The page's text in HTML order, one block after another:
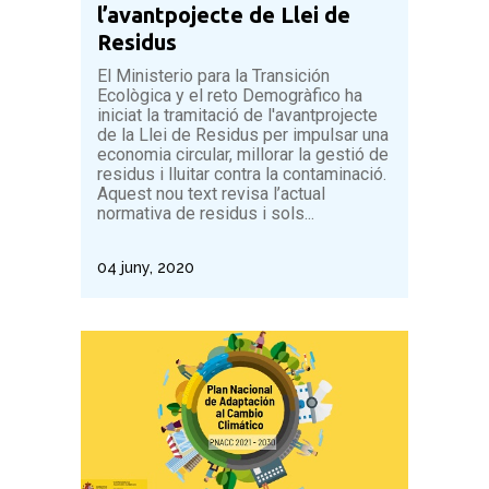
l’avantpojecte de Llei de
Residus
El Ministerio para la Transición
Ecològica y el reto Demogràfico ha
iniciat la tramitació de l'avantprojecte
de la Llei de Residus per impulsar una
economia circular, millorar la gestió de
residus i lluitar contra la contaminació.
Aquest nou text revisa l’actual
normativa de residus i sols...
04 juny, 2020